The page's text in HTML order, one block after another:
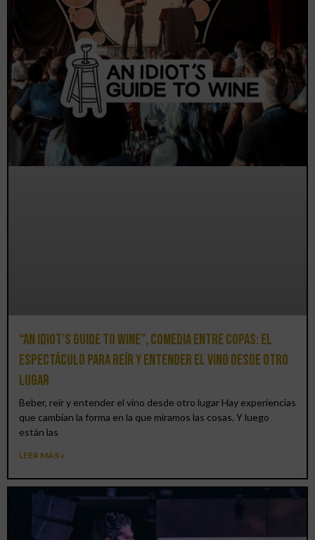
“An Idiot’s Guide to Wine”, comedia entre copas: el
espectáculo para reír y entender el vino desde otro
lugar
Beber, reír y entender el vino desde otro lugar Hay experiencias
que cambian la forma en la que miramos las cosas. Y luego
están las
LEER MÁS »